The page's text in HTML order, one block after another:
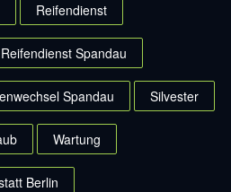
Reifendienst
Reifendienst Spandau
Spandau Silvester
Wartung
Berlin